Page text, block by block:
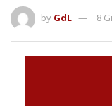
by GdL 8